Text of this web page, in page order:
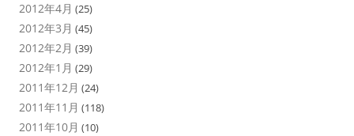
2012年4月 (25)
2012年3月 (45)
2012年2月 (39)
2012年1月 (29)
2011年12月 (24)
2011年11月 (118)
2011年10月 (10)